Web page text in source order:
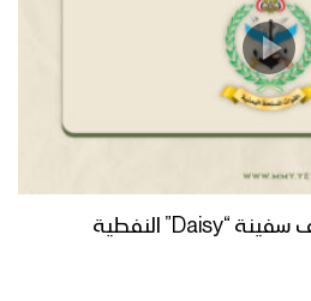
القوات المسلحة تستهدف سفينة “Daisy” النفطية